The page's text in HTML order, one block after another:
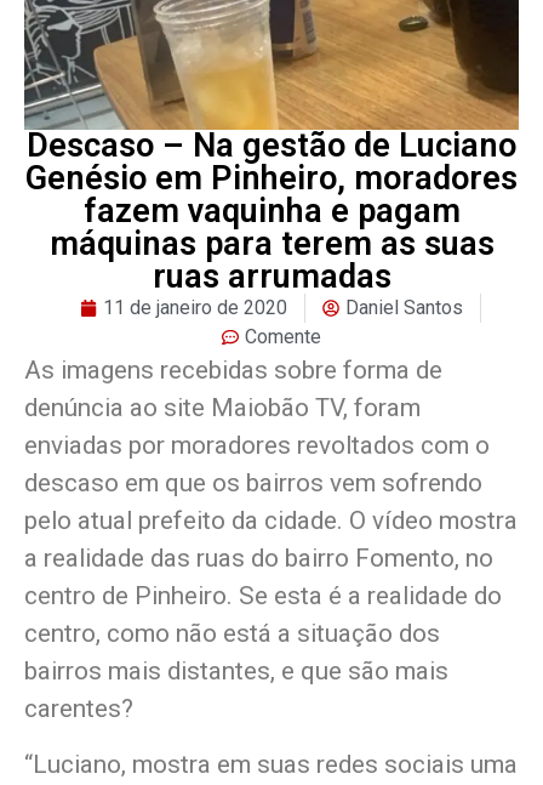
Descaso – Na gestão de Luciano
Genésio em Pinheiro, moradores
fazem vaquinha e pagam
máquinas para terem as suas
ruas arrumadas
11 de janeiro de 2020
Daniel Santos
Comente
As imagens recebidas sobre forma de
denúncia ao site Maiobão TV, foram
enviadas por moradores revoltados com o
descaso em que os bairros vem sofrendo
pelo atual prefeito da cidade. O vídeo mostra
a realidade das ruas do bairro Fomento, no
centro de Pinheiro. Se esta é a realidade do
centro, como não está a situação dos
bairros mais distantes, e que são mais
carentes?
“Luciano, mostra em suas redes sociais uma